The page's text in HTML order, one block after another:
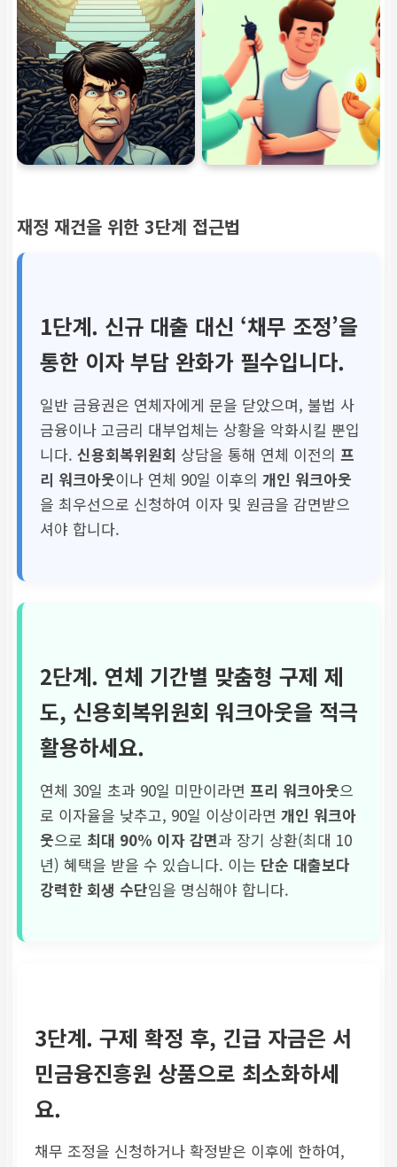
재정 재건을 위한 3단계 접근법
1단계. 신규 대출 대신 ‘채무 조정’을
통한 이자 부담 완화가 필수입니다.
일반 금융권은 연체자에게 문을 닫았으며, 불법 사
금융이나 고금리 대부업체는 상황을 악화시킬 뿐입
니다. 신용회복위원회 상담을 통해 연체 이전의 프
리 워크아웃이나 연체 90일 이후의 개인 워크아웃
을 최우선으로 신청하여 이자 및 원금을 감면받으
셔야 합니다.
2단계. 연체 기간별 맞춤형 구제 제
도, 신용회복위원회 워크아웃을 적극
활용하세요.
연체 30일 초과 90일 미만이라면 프리 워크아웃으
로 이자율을 낮추고, 90일 이상이라면 개인 워크아
웃으로 최대 90% 이자 감면과 장기 상환(최대 10
년) 혜택을 받을 수 있습니다. 이는 단순 대출보다
강력한 회생 수단임을 명심해야 합니다.
3단계. 구제 확정 후, 긴급 자금은 서
민금융진흥원 상품으로 최소화하세
요.
채무 조정을 신청하거나 확정받은 이후에 한하여,